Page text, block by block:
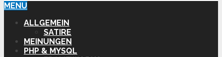
MENU
ALLGEMEIN
SATIRE
MEINUNGEN
PHP & MYSQL